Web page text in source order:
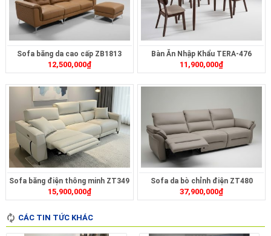
Sofa băng da cao cấp ZB1813
12,500,000₫
Bàn Ăn Nhập Khẩu TERA-476
11,900,000₫
Sofa băng điện thông minh ZT349
15,900,000₫
Sofa da bò chỉnh điện ZT480
37,900,000₫
CÁC TIN TỨC KHÁC